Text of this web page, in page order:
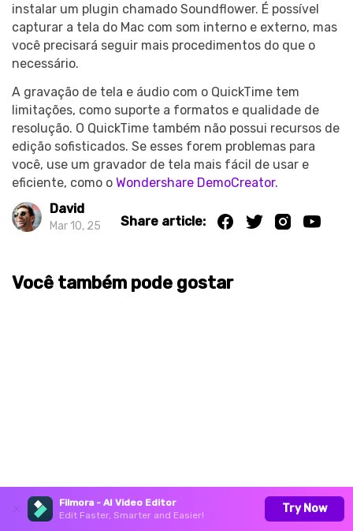
Filmora - AI Video Editor
Edit Faster, Smarter and Easier!
Try Now
instalar um plugin chamado Soundflower. É possível
capturar a tela do Mac com som interno e externo, mas
você precisará seguir mais procedimentos do que o
necessário.
A gravação de tela e áudio com o QuickTime tem
limitações, como suporte a formatos e qualidade de
resolução. O QuickTime também não possui recursos de
edição sofisticados. Se esses forem problemas para
você, use um gravador de tela mais fácil de usar e
eficiente, como o Wondershare DemoCreator.
David
Mar 10, 25 Share article:
Você também pode gostar